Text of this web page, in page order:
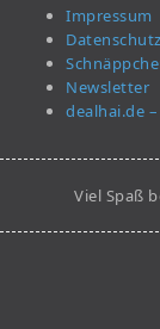
Impressum
Newsletter
dealhai.de
Viel Spaß